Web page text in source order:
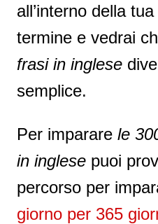
all’interno della
termine e vedrai
frasi in inglese
semplice.
Per imparare le
in inglese puoi
percorso per
giorno per 365